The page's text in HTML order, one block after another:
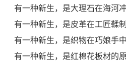
有一种新生，是大理石在海河
有一种新生，是皮革在工匠鞣
有一种新生，是织物在巧娘手中
有一种新生，是红棉花板材的